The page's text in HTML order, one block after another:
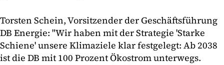
Torsten Schein, Vorsitzender der Geschäftsführung
DB Energie: "Wir haben mit der Strategie 'Starke
Schiene' unsere Klimaziele klar festgelegt: Ab 2038
ist die DB mit 100 Prozent Ökostrom unterwegs.